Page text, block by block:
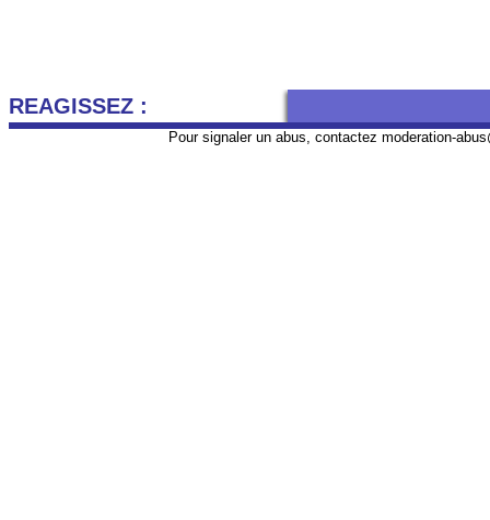
REAGISSEZ :
Pour signaler un abus, contactez moderation-